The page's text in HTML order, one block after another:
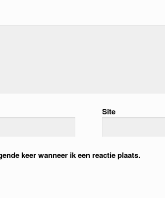
Site
keer wanneer ik een reactie plaats.